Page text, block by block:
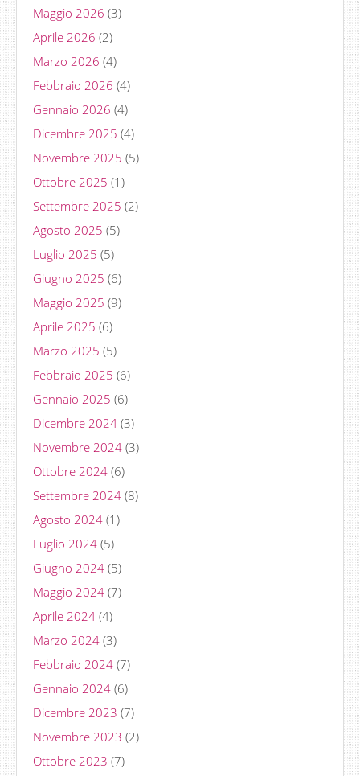
Maggio 2026 (3)
Aprile 2026 (2)
Marzo 2026 (4)
Febbraio 2026 (4)
Gennaio 2026 (4)
Dicembre 2025 (4)
Novembre 2025 (5)
Ottobre 2025 (1)
Settembre 2025 (2)
Agosto 2025 (5)
Luglio 2025 (5)
Giugno 2025 (6)
Maggio 2025 (9)
Aprile 2025 (6)
Marzo 2025 (5)
Febbraio 2025 (6)
Gennaio 2025 (6)
Dicembre 2024 (3)
Novembre 2024 (3)
Ottobre 2024 (6)
Settembre 2024 (8)
Agosto 2024 (1)
Luglio 2024 (5)
Giugno 2024 (5)
Maggio 2024 (7)
Aprile 2024 (4)
Marzo 2024 (3)
Febbraio 2024 (7)
Gennaio 2024 (6)
Dicembre 2023 (7)
Novembre 2023 (2)
Ottobre 2023 (7)